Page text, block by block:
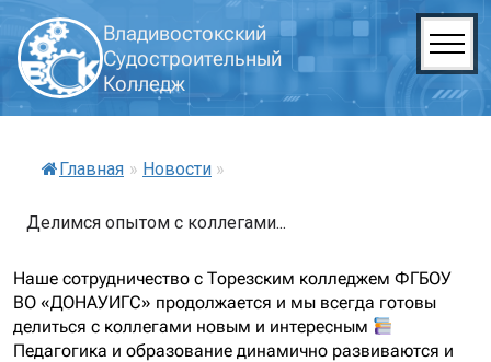
Владивостокский
Судостроительный
Колледж
Главная » Новости »
Делимся опытом с коллегами...
Наше сотрудничество с Торезским колледжем ФГБОУ
ВО «ДОНАУИГС» продолжается и мы всегда готовы
делиться с коллегами новым и интересным
Педагогика и образование динамично развиваются и